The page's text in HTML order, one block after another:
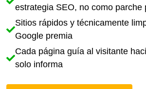
estrategia SEO, no como parche
Sitios rápidos y técnicamente
Google premia
Cada página guía al visitante
solo informa